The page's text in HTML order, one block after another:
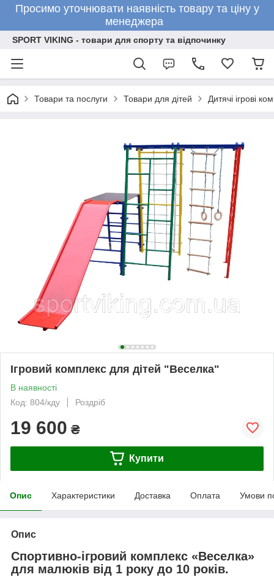
Просимо уточнювати наявність товару та ціну у
менеджера
SPORT VIKING - товари для спорту та відпочинку
Товари та послуги Товари для дітей Дитячі ігрові
Ігровий комплекс для дітей "Веселка"
В наявності
Код: 804/кду
Роздріб
19 600 ₴
Купити
Опис Характеристики Доставка Оплата Умови
Опис
Спортивно-ігровий комплекс «Веселка»
для малюків від 1 року до 10 років.